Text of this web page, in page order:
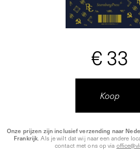
€ 33
Koop
Onze prijzen zijn inclusief verzending naar
Frankrijk . Als je wilt dat wij naar een andere
contact met ons op via